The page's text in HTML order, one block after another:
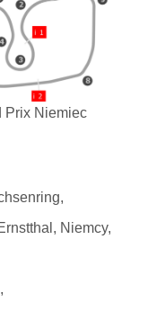
Prix Niemiec
Niemcy,